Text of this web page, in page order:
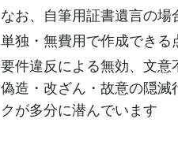
なお、自筆用証書遺言の場
単独・無費用で作成できる
要件違反による無効、文
偽造・改ざん・故意の隠
クが多分に潜んでいます